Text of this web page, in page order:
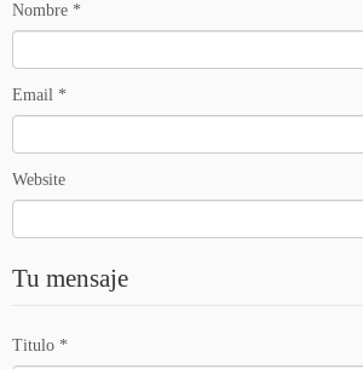
Nombre *
Email *
Website
Tu mensaje
Titulo *